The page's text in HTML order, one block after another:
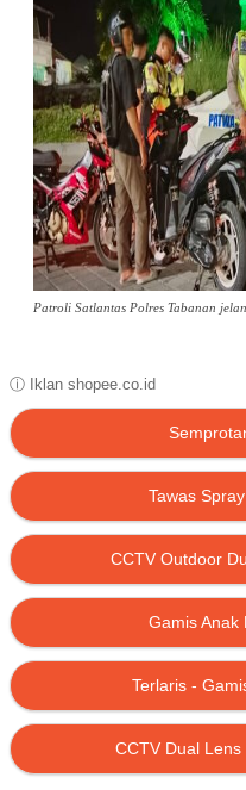
Patroli Satlantas Polres Tabanan
ⓘ Iklan shopee.co.id
Tawas
CCTV Outdoor
Gamis Anak
Terlaris -
CCTV Dual